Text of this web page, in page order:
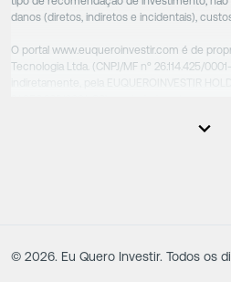
danos (diretos, indiretos e incidentais),
O portal www.euqueroinvestir.com é de
Tecnologia Ltda. (CNPJ/MF nº 26.114.425/
responsáveis tecnicamente são totalmente
© 2026. Eu Quero Investir. Todos os